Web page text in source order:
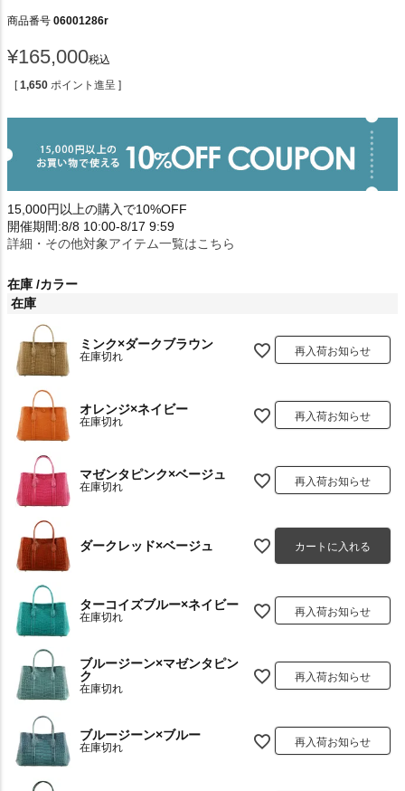
商品番号 06001286r
¥165,000税込
[ 1,650 ポイント進呈 ]
15,000円以上の購入で10%OFF
開催期間:8/8 10:00-8/17 9:59
詳細・その他対象アイテム一覧はこちら
在庫 カラー
在庫
ミンク×ダークブラウン
在庫切れ 再入荷お知らせ
オレンジ×ネイビー
在庫切れ 再入荷お知らせ
マゼンタピンク×ベージュ
在庫切れ 再入荷お知らせ
ダークレッド×ベージュ カートに入れる
ターコイズブルー×ネイビー
在庫切れ 再入荷お知らせ
ブルージーン×マゼンタピン
ク
在庫切れ
再入荷お知らせ
ブルージーン×ブルー
在庫切れ 再入荷お知らせ